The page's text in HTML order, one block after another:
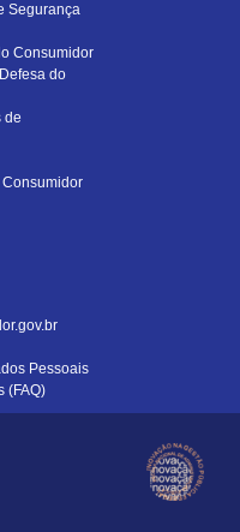
Segurança
Consumidor
do
de
Pessoais
(FAQ)